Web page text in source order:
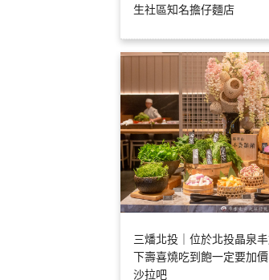
生社區知名擔仔麵店
三燔北投｜位於北投晶泉
下壽喜燒吃到飽一定要加
沙拉吧